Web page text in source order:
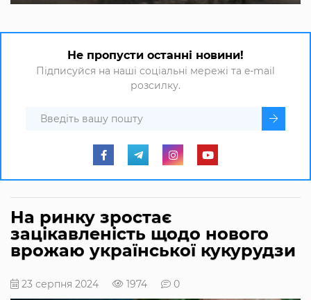
Не пропусти останні новини!
Підписуйся на наші соціальні мережі та e-mail
розсилку.
На ринку зростає
зацікавленість щодо нового
врожаю української кукурудзи
23 серпня 2024 1974 0